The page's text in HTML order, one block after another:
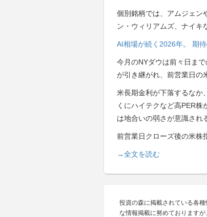
個別銘柄では、アムジェン
ン・ウィリアムズ、ナイキ
AI相場が続く2026年。 期
今月のNYダウは前々日ま
が引き継がれ、前営業日の
米長期金利が下落するなか
くにハイテクなど高PER
は地合いの弱さが意識され
前営業日クローズ後の米株
→全文を読む
投資の森に掲載されている各
な情報掲載に努めております